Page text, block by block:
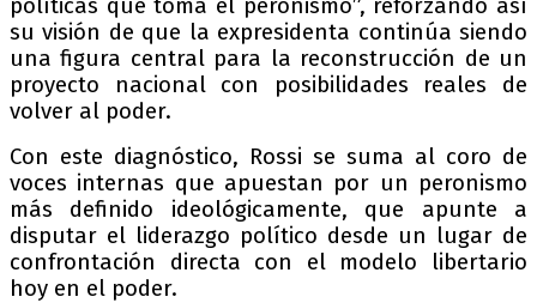
políticas que toma el peronismo”, reforzando así
su visión de que la expresidenta continúa siendo
una figura central para la reconstrucción de un
proyecto nacional con posibilidades reales de
volver al poder.
Con este diagnóstico, Rossi se suma al coro de
voces internas que apuestan por un peronismo
más definido ideológicamente, que apunte a
disputar el liderazgo político desde un lugar de
confrontación directa con el modelo libertario
hoy en el poder.